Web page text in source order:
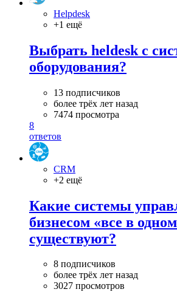
Helpdesk
+1 ещё
Выбрать heldesk с
оборудования?
13 подписчиков
более трёх лет назад
7474 просмотра
8
ответов
CRM
+2 ещё
Какие системы
бизнесом «все в
существуют?
8 подписчиков
более трёх лет назад
3027 просмотров